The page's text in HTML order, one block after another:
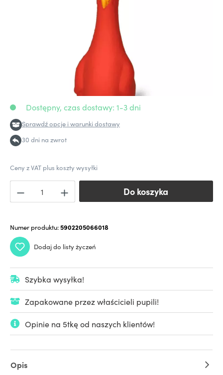
Dostępny, czas dostawy: 1-3 dni
Sprawdź opcje i warunki dostawy
30 dni na zwrot
Ceny z VAT plus koszty wysyłki
Do koszyka
Do koszyka
Numer produktu:5902205066018
Dodaj do listy życzeń
Szybka wysyłka!
Zapakowane przez właścicieli pupili!
Opinie na 5tkę od naszych klientów!
Opis